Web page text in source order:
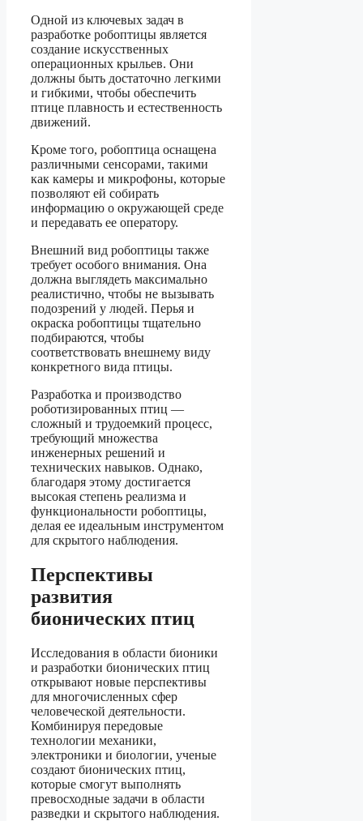
Одной из ключевых задач в
разработке робоптицы является
создание искусственных
операционных крыльев. Они
должны быть достаточно легкими
и гибкими, чтобы обеспечить
птице плавность и естественность
движений.
Кроме того, робоптица оснащена
различными сенсорами, такими
как камеры и микрофоны, которые
позволяют ей собирать
информацию о окружающей среде
и передавать ее оператору.
Внешний вид робоптицы также
требует особого внимания. Она
должна выглядеть максимально
реалистично, чтобы не вызывать
подозрений у людей. Перья и
окраска робоптицы тщательно
подбираются, чтобы
соответствовать внешнему виду
конкретного вида птицы.
Разработка и производство
роботизированных птиц —
сложный и трудоемкий процесс,
требующий множества
инженерных решений и
технических навыков. Однако,
благодаря этому достигается
высокая степень реализма и
функциональности робоптицы,
делая ее идеальным инструментом
для скрытого наблюдения.
Перспективы
развития
бионических птиц
Исследования в области бионики
и разработки бионических птиц
открывают новые перспективы
для многочисленных сфер
человеческой деятельности.
Комбинируя передовые
технологии механики,
электроники и биологии, ученые
создают бионических птиц,
которые смогут выполнять
превосходные задачи в области
разведки и скрытого наблюдения.